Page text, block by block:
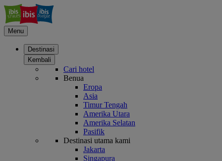
Menu
Destinasi
Kembali
Cari hotel
Benua
Eropa
Asia
Timur Tengah
Amerika Utara
Amerika Selatan
Pasifik
Destinasi utama kami
Jakarta
Singapura